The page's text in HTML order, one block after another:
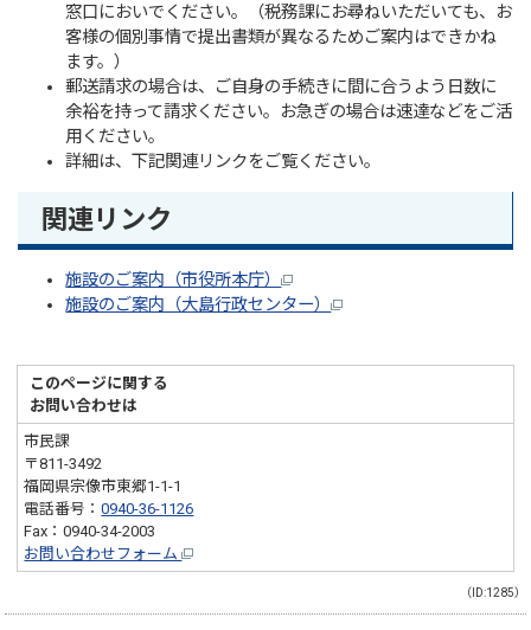
窓口においでください。（税務課にお尋ねいただいても、お
客様の個別事情で提出書類が異なるためご案内はできかね
ます。）
郵送請求の場合は、ご自身の手続きに間に合うよう日数に
余裕を持って請求ください。お急ぎの場合は速達などをご活
用ください。
詳細は、下記関連リンクをご覧ください。
関連リンク
施設のご案内（市役所本庁）
施設のご案内（大島行政センター）
このページに関する
お問い合わせは
市民課
〒811-3492
福岡県宗像市東郷1-1-1
電話番号：0940-36-1126
Fax：0940-34-2003
お問い合わせフォーム
（ID:1285）